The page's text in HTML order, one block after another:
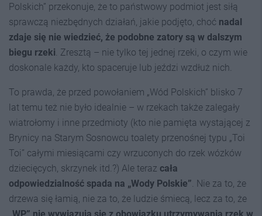
Polskich” przekonuje, że to państwowy podmiot jest siłą
sprawczą niezbędnych działań, jakie podjęto, choć nadal
zdaje się nie wiedzieć, że podobne zatory są w dalszym
biegu rzeki. Zresztą – nie tylko tej jednej rzeki, o czym wie
doskonale każdy, kto spaceruje lub jeździ wzdłuż nich.
To prawda, że przed powołaniem „Wód Polskich” blisko 7
lat temu też nie było idealnie – w rzekach także zalegały
wiatrołomy i inne przedmioty (kto nie pamięta wystającej z
Brynicy na Starym Sosnowcu toalety przenośnej typu „Toi
Toi” całymi miesiącami czy wrzuconych do rzek wózków
dziecięcych, skrzynek itd.?) Ale teraz cała
odpowiedzialność spada na „Wody Polskie”. Nie za to, że
drzewa się łamią, nie za to, że ludzie śmiecą, lecz za to, że